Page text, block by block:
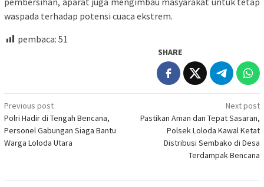
waspada terhadap potensi cuaca ekstrem.
pembaca: 51
SHARE
Post
navigation
Previous post
Polri Hadir di Tengah Bencana,
Personel Gabungan Siaga Bantu
Warga Loloda Utara
Next post
Pastikan Aman dan Tepat Sasaran,
Polsek Loloda Kawal Ketat
Distribusi Sembako di Desa
Terdampak Bencana